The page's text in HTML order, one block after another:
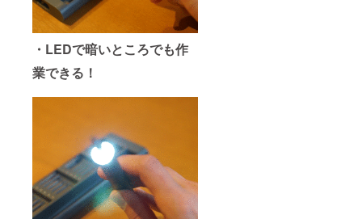
・LEDで暗いところでも作
業できる！